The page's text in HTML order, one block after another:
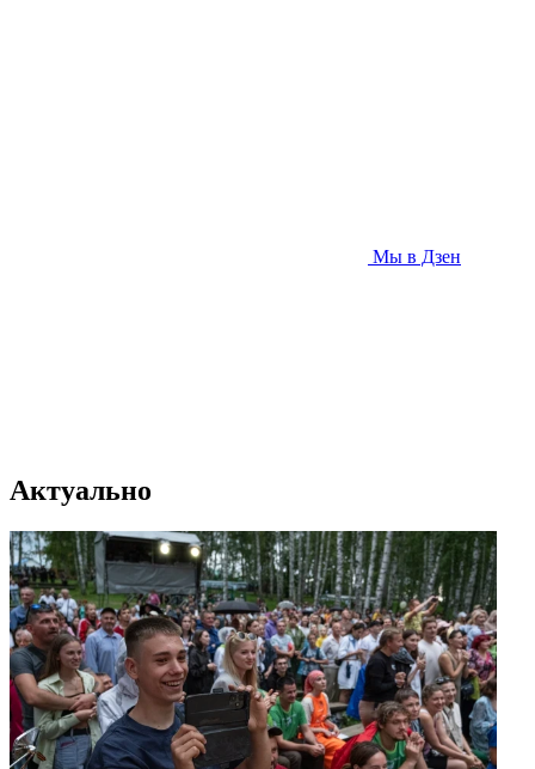
Мы в Дзен
Актуально